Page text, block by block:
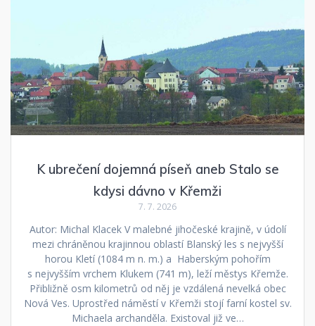
K ubrečení dojemná píseň aneb Stalo se
kdysi dávno v Křemži
7. 7. 2026
Autor: Michal Klacek V malebné jihočeské krajině, v údolí
mezi chráněnou krajinnou oblastí Blanský les s nejvyšší
horou Kletí (1084 m n. m.) a Haberským pohořím
s nejvyšším vrchem Klukem (741 m), leží městys Křemže.
Přibližně osm kilometrů od něj je vzdálená nevelká obec
Nová Ves. Uprostřed náměstí v Křemži stojí farní kostel sv.
Michaela archanděla. Existoval již ve…